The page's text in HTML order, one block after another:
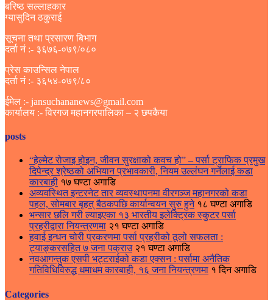
बरिष्ठ सल्लाहकार
ग्यासुदिन ठकुराई
सूचना तथा प्रसारण बिभाग
दर्ता नं :- ३६७६-०७९/०८०
प्रेस काउन्सिल नेपाल
दर्ता नं :- ३६५४-०७९/८०
ईमेल :- jansuchananews@gmail.com
कार्यालय :- विरगज महानगरपालिका – २ छपकैया
posts
“हेल्मेट रोजाइ होइन, जीवन सुरक्षाको कवच हो” – पर्सा ट्राफिक प्रमुख
दिपेन्द्र श्रेष्ठको अभियान प्रभावकारी, नियम उल्लंघन गर्नेलाई कडा
कारबाही १७ घण्टा अगाडि
अव्यवस्थित इन्टरनेट तार व्यवस्थापनमा वीरगञ्ज महानगरको कडा
पहल, सोमबार बृहत् बैठकपछि कार्यान्वयन सुरु हुने १८ घण्टा अगाडि
भन्सार छलि गरी ल्याइएका १३ भारतीय इलेक्ट्रिक स्कुटर पर्सा
प्रहरीद्वारा नियन्त्रणमा २१ घण्टा अगाडि
हवाई इन्धन चोरी प्रकरणमा पर्सा प्रहरीको ठूलो सफलता :
ट्याङ्करसहित ७ जना पक्राउ २१ घण्टा अगाडि
नवआगन्तुक एसपी भट्टराईको कडा एक्सन : पर्सामा अनैतिक
गतिविधिविरुद्ध धमाधम कारबाही, १६ जना नियन्त्रणमा १ दिन अगाडि
Categories